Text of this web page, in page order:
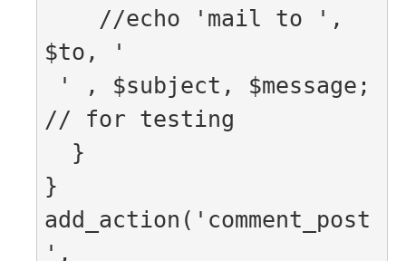
$to, '
// for testing
}
add_action('comment_post
',